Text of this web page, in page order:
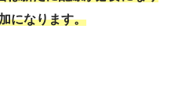
になります。